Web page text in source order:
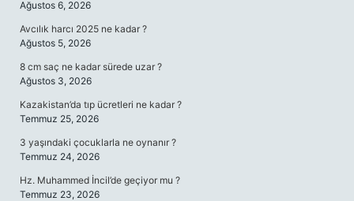
Ağustos 6, 2026
Avcılık harcı 2025 ne kadar ?
Ağustos 5, 2026
8 cm saç ne kadar sürede uzar ?
Ağustos 3, 2026
Kazakistan’da tıp ücretleri ne kadar ?
Temmuz 25, 2026
3 yaşındaki çocuklarla ne oynanır ?
Temmuz 24, 2026
Hz. Muhammed İncil’de geçiyor mu ?
Temmuz 23, 2026